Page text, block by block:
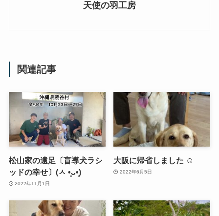
天使の羽工房
関連記事
松山家の遠足〔盲導犬ラシ
ッドの幸せ〕(ㅅ •͈ᴗ•͈)
2022年11月1日
大阪に帰省しました ☺️
2022年6月5日